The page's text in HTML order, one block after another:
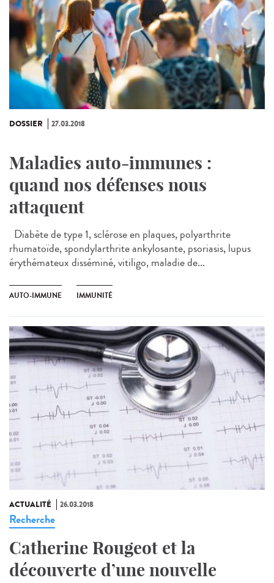
DOSSIER 27.03.2018
Maladies auto-immunes :
quand nos défenses nous
attaquent
Diabète de type 1, sclérose en plaques, polyarthrite
rhumatoïde, spondylarthrite ankylosante, psoriasis, lupus
érythémateux disséminé, vitiligo, maladie de...
AUTO-IMMUNE IMMUNITÉ
ACTUALITÉ 26.03.2018
Recherche
Catherine Rougeot et la
découverte d’une nouvelle